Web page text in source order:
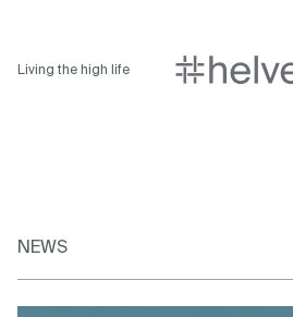
Living the high life
NEWS